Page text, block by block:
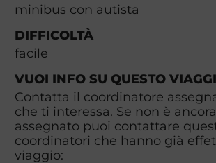
minibus con autista
DIFFICOLTÀ
facile
VUOI INFO SU QUESTO
Contatta il coordinatore
che ti interessa. Se non è
assegnato puoi contattare
coordinatori che hanno già
viaggio: